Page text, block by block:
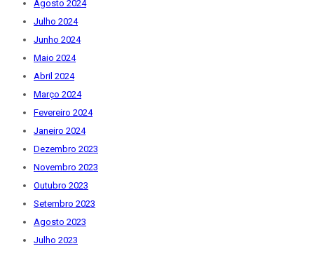
Agosto 2024
Julho 2024
Junho 2024
Maio 2024
Abril 2024
Março 2024
Fevereiro 2024
Janeiro 2024
Dezembro 2023
Novembro 2023
Outubro 2023
Setembro 2023
Agosto 2023
Julho 2023